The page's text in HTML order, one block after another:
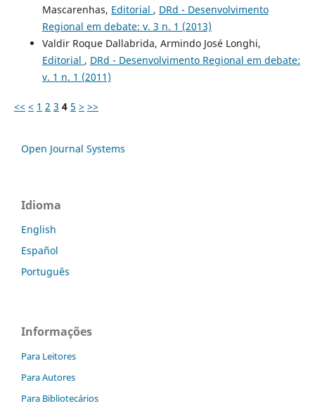
Mascarenhas, Editorial , DRd - Desenvolvimento
Regional em debate: v. 3 n. 1 (2013)
Valdir Roque Dallabrida, Armindo José Longhi,
Editorial , DRd - Desenvolvimento Regional em debate:
v. 1 n. 1 (2011)
<< < 1 2 3 4 5 > >>
Open Journal Systems
Idioma
English
Español
Português
Informações
Para Leitores
Para Autores
Para Bibliotecários